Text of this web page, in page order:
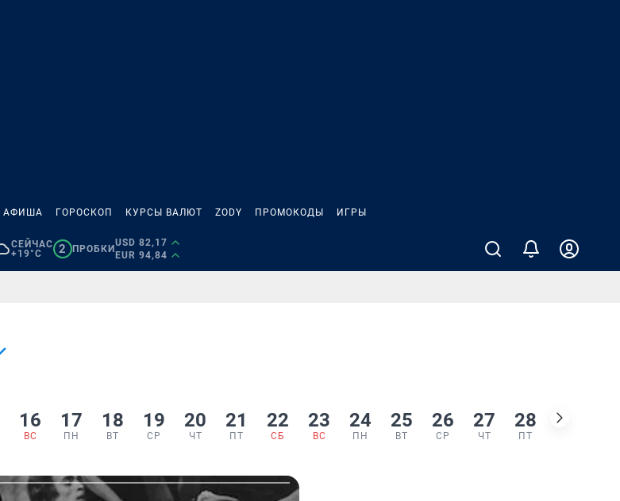
АФИША ГОРОСКОП КУРСЫ ВАЛЮТ ZODY ПРОМОКОДЫ ИГРЫ
СЕЙЧАС
+19°C
2 ПРОБКИ
USD 82,17
EUR 94,84
16
ВС
17
ПН
18
ВТ
19
СР
20
ЧТ
21
ПТ
22
СБ
23
ВС
24
ПН
25
ВТ
26
СР
27
ЧТ
28
ПТ
29